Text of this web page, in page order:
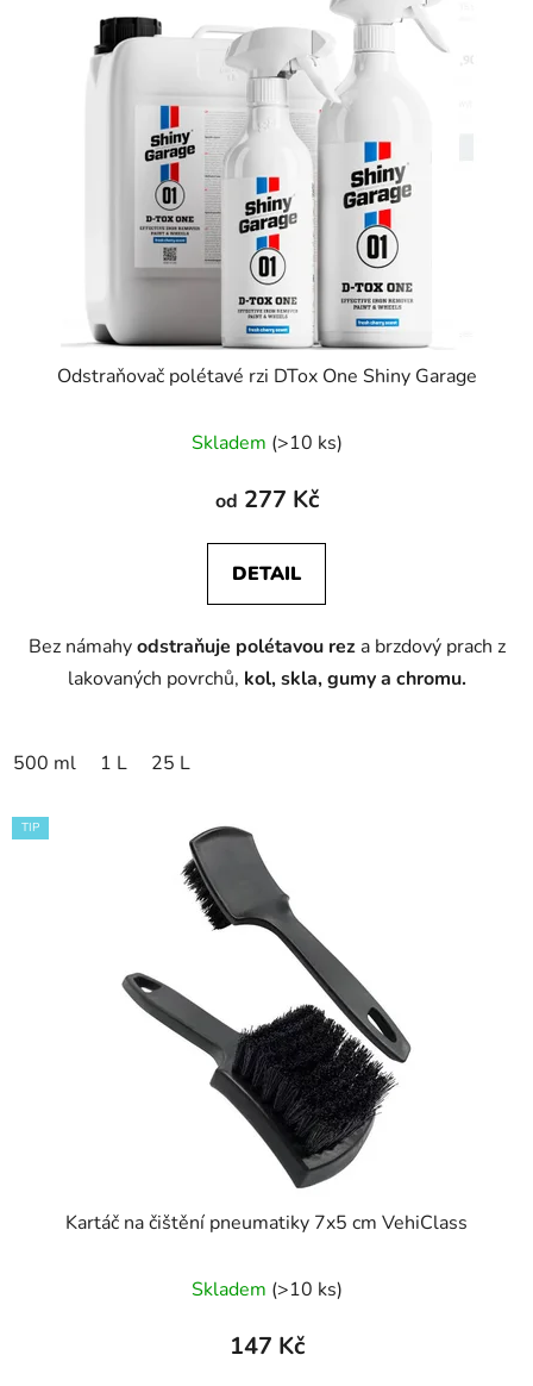
Odstraňovač polétavé rzi DTox One Shiny Garage
Skladem (>10 ks)
od 277 Kč
DETAIL
Bez námahyodstraňuje polétavou reza brzdový prach z
lakovaných povrchů, kol, skla, gumy a chromu.
500 ml 1 L 25 L
TIP
Kartáč na čištění pneumatiky 7x5 cm VehiClass
hodnocení
produktu
Skladem (>10 ks)
147 Kč